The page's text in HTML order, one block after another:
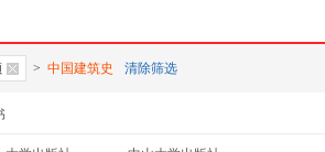
> 中国建筑史 清除筛选